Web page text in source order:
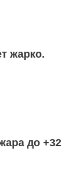
жарко.
до +32